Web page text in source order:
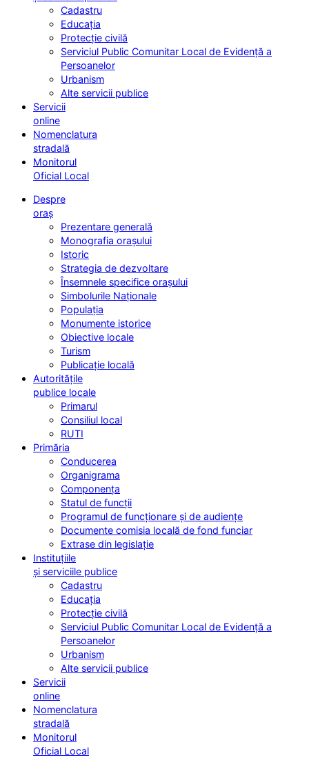
Cadastru
Educația
Protecție civilă
Serviciul Public Comunitar Local de Evidență a
Persoanelor
Urbanism
Alte servicii publice
Servicii
online
Nomenclatura
stradală
Monitorul
Oficial Local
Despre
oraș
Prezentare generală
Monografia orașului
Istoric
Strategia de dezvoltare
Însemnele specifice orașului
Simbolurile Naționale
Populația
Monumente istorice
Obiective locale
Turism
Publicație locală
Autoritățile
publice locale
Primarul
Consiliul local
RUTI
Primăria
Conducerea
Organigrama
Componența
Statul de funcții
Programul de funcționare și de audiențe
Documente comisia locală de fond funciar
Extrase din legislație
Instituțiile
și serviciile publice
Cadastru
Educația
Protecție civilă
Serviciul Public Comunitar Local de Evidență a
Persoanelor
Urbanism
Alte servicii publice
Servicii
online
Nomenclatura
stradală
Monitorul
Oficial Local